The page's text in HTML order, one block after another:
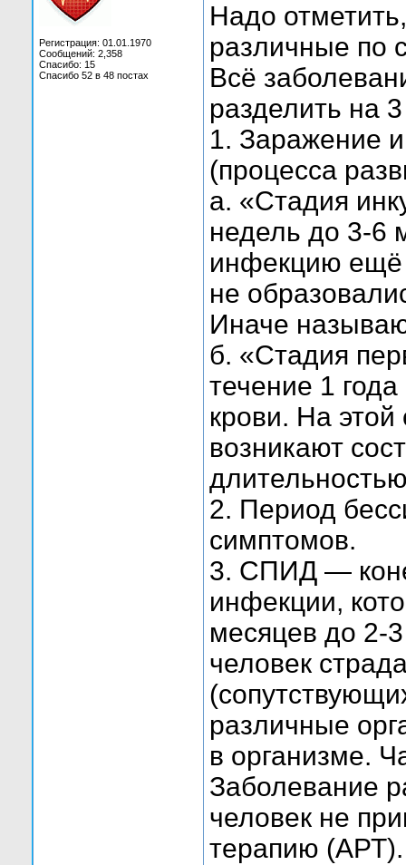
Регистрация: 01.01.1970
Сообщений: 2,358
Спасибо: 15
Спасибо 52 в 48 постах
Надо
различные по
Всё
разделить на
1. Заражение
(процесса
а. «Стадия
недель до 3-6
инфекцию ещё
не
Иначе
б. «Стадия
течение 1
крови. На этой
возникают
2. Период
симптомов.
3. СПИД —
инфекции,
месяцев до 2-
человек
различные
в организме.
Заболевание
человек не
терапию (АРТ).